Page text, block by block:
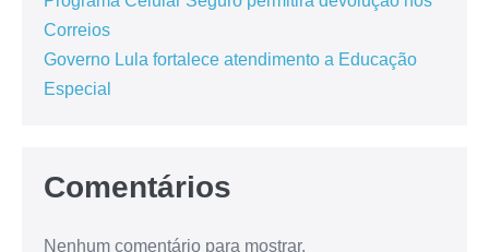
Correios
Governo Lula fortalece atendimento a Educação
Especial
Comentários
Nenhum comentário para mostrar.